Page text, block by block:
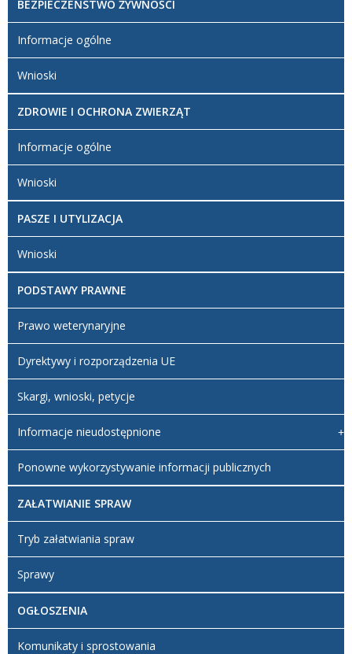
BEZPIECZEŃSTWO ŻYWNOŚCI
Informacje ogólne
Wnioski
ZDROWIE I OCHRONA ZWIERZĄT
Informacje ogólne
Wnioski
PASZE I UTYLIZACJA
Wnioski
PODSTAWY PRAWNE
Prawo weterynaryjne
Dyrektywy i rozporządzenia UE
Skargi, wnioski, petycje
Informacje nieudostępnione
Ponowne wykorzystywanie informacji publicznych
ZAŁATWIANIE SPRAW
Tryb załatwiania spraw
Sprawy
OGŁOSZENIA
Komunikaty i sprostowania